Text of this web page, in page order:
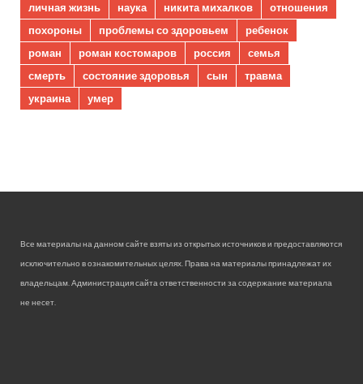
личная жизнь
наука никита михалков
отношения
похороны
проблемы со здоровьем
ребенок
роман
роман костомаров россия
семья
смерть
состояние здоровья сын
травма
украина
умер
Все материалы на данном сайте взяты из открытых источников и предоставляются
исключительно в ознакомительных целях. Права на материалы принадлежат их
владельцам. Администрация сайта ответственности за содержание материала
не несет.